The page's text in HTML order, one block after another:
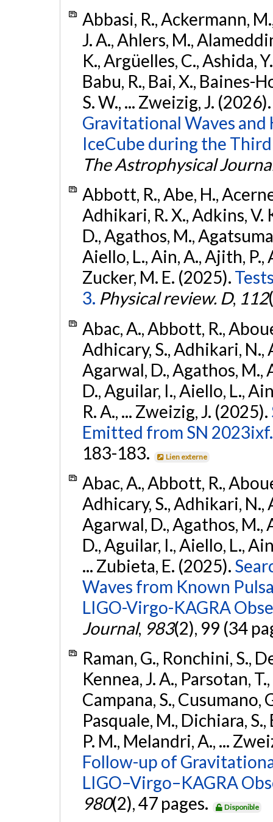
Abbasi, R., Ackermann,
J. A., Ahlers, M.,
K., Argüelles, C., Ashida,
Babu, R., Bai, X., Baines-
S. W., ... Zweizig, J.
Gravitational Waves
IceCube during the
The Astrophysical
Abbott, R., Abe, H.,
Adhikari, R. X., Adkins, V.
D., Agathos, M.,
Aiello, L., Ain, A., Ajith, P.,
Zucker, M. E. (2025).
3. Physical review. D, 112
Abac, A., Abbott, R.,
Adhicary, S., Adhikari, N.,
Agarwal, D., Agathos, M.,
D., Aguilar, I., Aiello, L.,
R. A., ... Zweizig, J. (2025).
Emitted from SN 2023ixf.
183-183.
Lien externe
Abac, A., Abbott, R.,
Adhicary, S., Adhikari, N.,
Agarwal, D., Agathos, M.,
D., Aguilar, I., Aiello, L.,
... Zubieta, E. (2025).
Waves from Known
LIGO-Virgo-KAGRA
Journal, 983(2), 99 (34
Raman, G., Ronchini, S.,
Kennea, J. A., Parsotan,
Campana, S., Cusumano,
Pasquale, M., Dichiara,
P. M., Melandri, A., ...
Follow-up of
LIGO–Virgo–KAGRA
980(2), 47 pages. Disponible